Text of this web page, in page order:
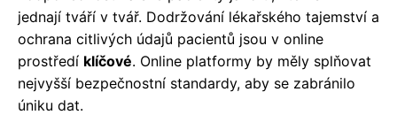
jednají tváří v tvář. Dodržování lékařského tajemství a
ochrana citlivých údajů pacientů jsou v online
prostředí klíčové. Online platformy by měly splňovat
nejvyšší bezpečnostní standardy, aby se zabránilo
úniku dat.